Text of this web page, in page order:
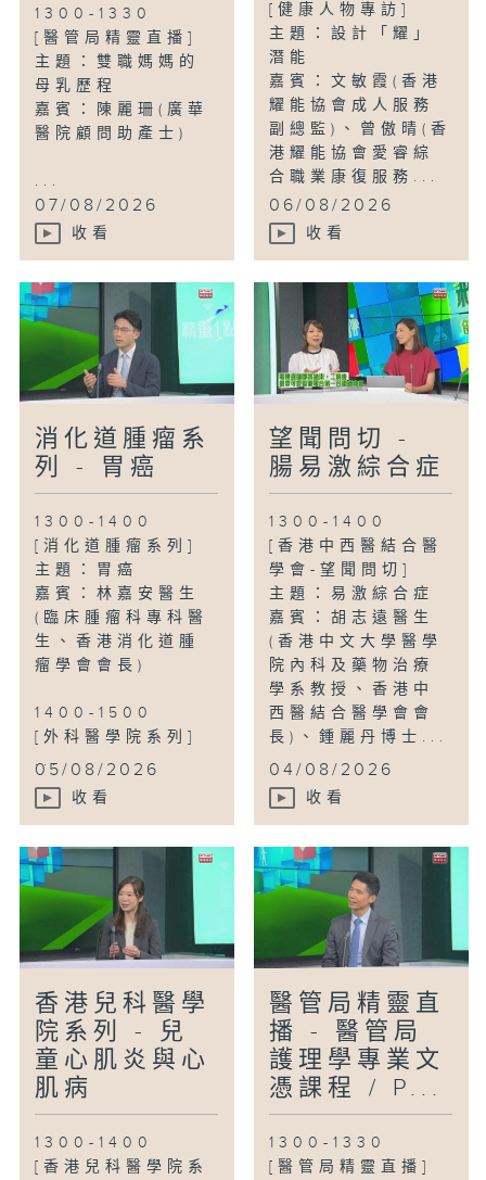
1300-1330
[醫管局精靈直播]
主題：雙職媽媽的
母乳歷程
嘉賓：陳麗珊(廣華
醫院顧問助產士)
...
07/08/2026
收看
[健康人物專訪]
主題：設計「耀」
潛能
嘉賓：文敏霞(香港
耀能協會成人服務
副總監)、曾傲晴(香
港耀能協會愛睿綜
合職業康復服務...
06/08/2026
收看
消化道腫瘤系
列 - 胃癌
1300-1400
[消化道腫瘤系列]
主題：胃癌
嘉賓：林嘉安醫生
(臨床腫瘤科專科醫
生、香港消化道腫
瘤學會會長)
1400-1500
[外科醫學院系列]
...
05/08/2026
收看
望聞問切 -
腸易激綜合症
1300-1400
[香港中西醫結合醫
學會-望聞問切]
主題：易激綜合症
嘉賓：胡志遠醫生
(香港中文大學醫學
院內科及藥物治療
學系教授、香港中
西醫結合醫學會會
長)、鍾麗丹博士...
04/08/2026
收看
香港兒科醫學
院系列 - 兒
童心肌炎與心
肌病
1300-1400
[香港兒科醫學院系
醫管局精靈直
播 - 醫管局
護理學專業文
憑課程 / P...
1300-1330
[醫管局精靈直播]